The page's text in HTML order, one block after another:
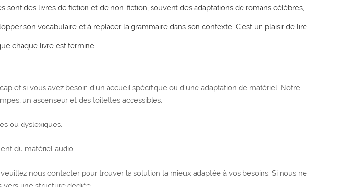
sont des livres de fiction et de non-fiction, souvent des adaptations de romans célèbres,
son vocabulaire et à replacer la grammaire dans son contexte. C’est un plaisir de lire
chaque livre est terminé.
et si vous avez besoin d’un accueil spécifique ou d’une adaptation de matériel. Notre
un ascenseur et des toilettes accessibles.
ou dyslexiques.
du matériel audio.
nous contacter pour trouver la solution la mieux adaptée à vos besoins. Si nous ne